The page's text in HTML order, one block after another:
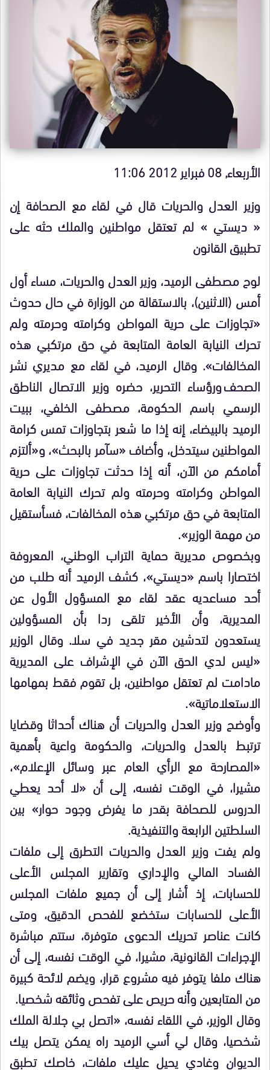
الأربعاء, 08 فبراير 2012 11:06
وزير العدل والحريات قال في لقاء مع الصحافة إن
« ديستي » لم تعتقل مواطنين والملك حثه على
تطبيق القانون
لوح مصطفى الرميد، وزير العدل والحريات، مساء أول
أمس (الاثنين)، بالاستقالة من الوزارة في حال حدوث
«تجاوزات على حرية المواطن وكرامته وحرمته ولم
تحرك النيابة العامة المتابعة في حق مرتكبي هذه
المخالفات». وقال الرميد، في لقاء مع مديري نشر
الصحف ورؤساء التحرير، حضره وزير الاتصال الناطق
الرسمي باسم الحكومة، مصطفى الخلفي، ببيت
الرميد بالبيضاء، إنه إذا ما شعر بتجاوزات تمس كرامة
المواطنين سيتدخل، وأضاف «سآمر بالبحث»، و«ألتزم
أمامكم من الآن، أنه إذا حدثت تجاوزات على حرية
المواطن وكرامته وحرمته ولم تحرك النيابة العامة
المتابعة في حق مرتكبي هذه المخالفات، فسأستقيل
من مهمة الوزير».
وبخصوص مديرية حماية التراب الوطني، المعروفة
اختصارا باسم «ديستي»، كشف الرميد أنه طلب من
أحد مساعديه عقد لقاء مع المسؤول الأول عن
المديرية، وأن الأخير تلقى ردا بأن المسؤولين
يستعدون لتدشين مقر جديد في سلا. وقال الوزير
«ليس لدي الحق الآن في الإشراف على المديرية
مادامت لم تعتقل مواطنين، بل تقوم فقط بمهامها
الاستعلاماتية».
وأوضح وزير العدل والحريات أن هناك أحداثا وقضايا
ترتبط بالعدل والحريات، والحكومة واعية بأهمية
«المصارحة مع الرأي العام عبر وسائل الإعلام»،
مشيرا، في الوقت نفسه، إلى أن «لا أحد يعطي
الدروس للصحافة بقدر ما يفرض وجود حوار» بين
السلطتين الرابعة والتنفيذية.
ولم يفت وزير العدل والحريات التطرق إلى ملفات
الفساد المالي والإداري وتقارير المجلس الأعلى
للحسابات، إذ أشار إلى أن جميع ملفات المجلس
الأعلى للحسابات ستخضع للفحص الدقيق، ومتى
كانت عناصر تحريك الدعوى متوفرة، ستتم مباشرة
الإجراءات القانونية، مشيرا، في الوقت نفسه، إلى أن
هناك ملفا يتوفر فيه مشروع قرار، ويضم لائحة كبيرة
من المتابعين وأنه حريص على تفحص وثائقه شخصيا.
وقال الوزير، في اللقاء نفسه، «اتصل بي جلالة الملك
شخصيا، وقال لي أسي الرميد راه يمكن يتصل بيك
الديوان وغادي يحيل عليك ملفات، خاصك تطبق